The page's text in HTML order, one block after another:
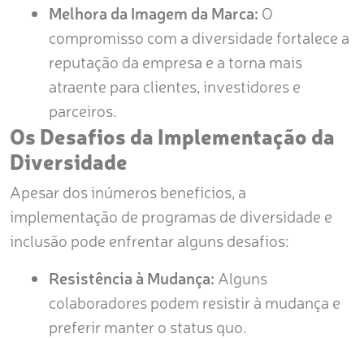
Melhora da Imagem da Marca: O
compromisso com a diversidade fortalece a
reputação da empresa e a torna mais
atraente para clientes, investidores e
parceiros.
Os Desafios da Implementação da
Diversidade
Apesar dos inúmeros benefícios, a
implementação de programas de diversidade e
inclusão pode enfrentar alguns desafios:
Resistência à Mudança: Alguns
colaboradores podem resistir à mudança e
preferir manter o status quo.